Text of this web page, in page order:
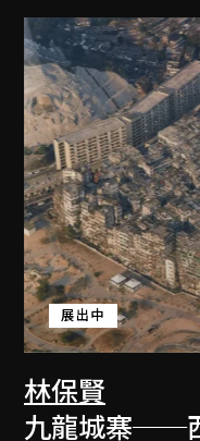
林保賢
展出中
九龍城寨──